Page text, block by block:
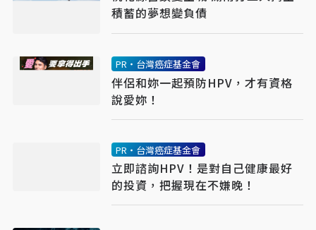
積蓄的夢想變負債
PR・台灣癌症基金會
伴侶和妳一起預防HPV，才有資格
說愛妳！
PR・台灣癌症基金會
立即諮詢HPV！是對自己健康最好
的投資，把握現在不嫌晚！